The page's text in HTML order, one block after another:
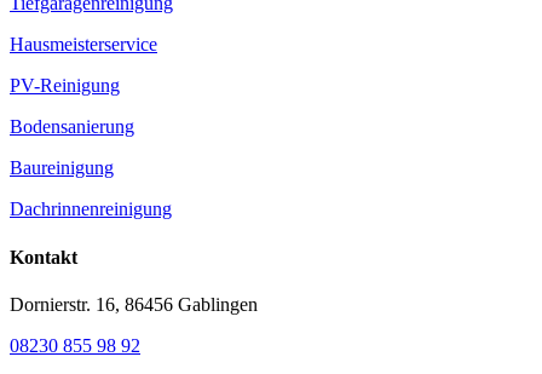
Hausmeisterservice
PV-Reinigung
Bodensanierung
Baureinigung
Dachrinnenreinigung
Kontakt
Dornierstr. 16, 86456 Gablingen
08230 855 98 92